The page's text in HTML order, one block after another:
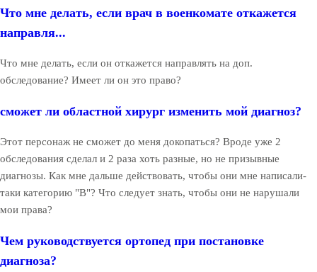
Что мне делать, если врач в военкомате откажется
направля...
Что мне делать, если он откажется направлять на доп.
обследование? Имеет ли он это право?
сможет ли областной хирург изменить мой диагноз?
Этот персонаж не сможет до меня докопаться? Вроде уже 2
обследования сделал и 2 раза хоть разные, но не призывные
диагнозы. Как мне дальше действовать, чтобы они мне написали-
таки категорию "В"? Что следует знать, чтобы они не нарушали
мои права?
Чем руководствуется ортопед при постановке
диагноза?